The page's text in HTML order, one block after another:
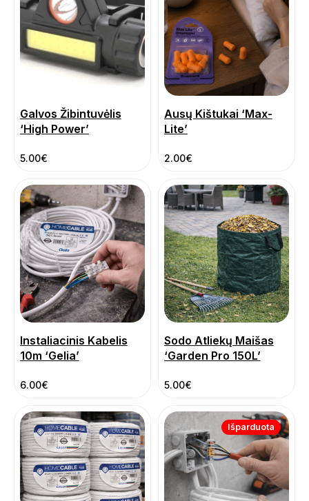
Galvos Žibintuvėlis
‘High Power’
5.00€
Ausų Kištukai ‘Max-
Lite’
2.00€
Instaliacinis Kabelis
10m ‘Gelia’
6.00€
Sodo Atliekų Maišas
‘Garden Pro 150L’
5.00€
Išparduota